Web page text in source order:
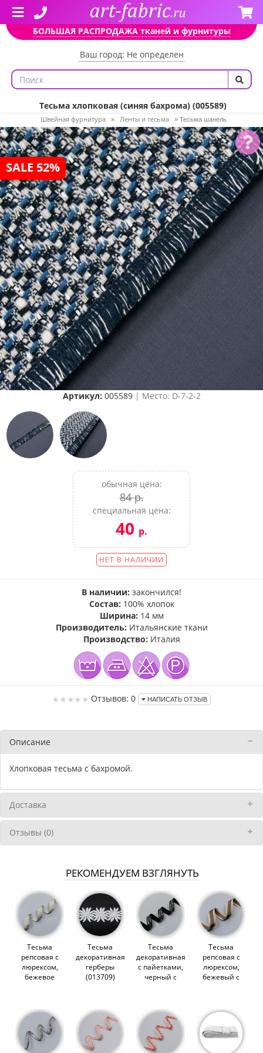
БОЛЬШАЯ РАСПРОДАЖА тканей и фурнитуры
Ваш город: Не определен
Тесьма хлопковая (синяя бахрома) (005589)
Швейная фурнитура » Ленты и тесьма » Тесьма шанель
SALE 52%
Артикул: 005589| Место: D-7-2-2
обычная цена:
84 р.
специальная цена:
40 р.
НЕТ В НАЛИЧИИ
В наличии: закончился!
Состав: 100% хлопок
Ширина: 14 мм
Производитель: Итальянские ткани
Производство: Италия
Отзывов: 0 НАПИСАТЬ ОТЗЫВ
Описание
Хлопковая тесьма с бахромой.
Доставка
Отзывы (0)
РЕКОМЕНДУЕМ ВЗГЛЯНУТЬ
Тесьма
репсовая с
люрексом,
бежевое
Тесьма
декоративная,
герберы
(013709)
Тесьма
декоративная
с пайетками,
черный с
Тесьма
репсовая с
люрексом,
бежевый с